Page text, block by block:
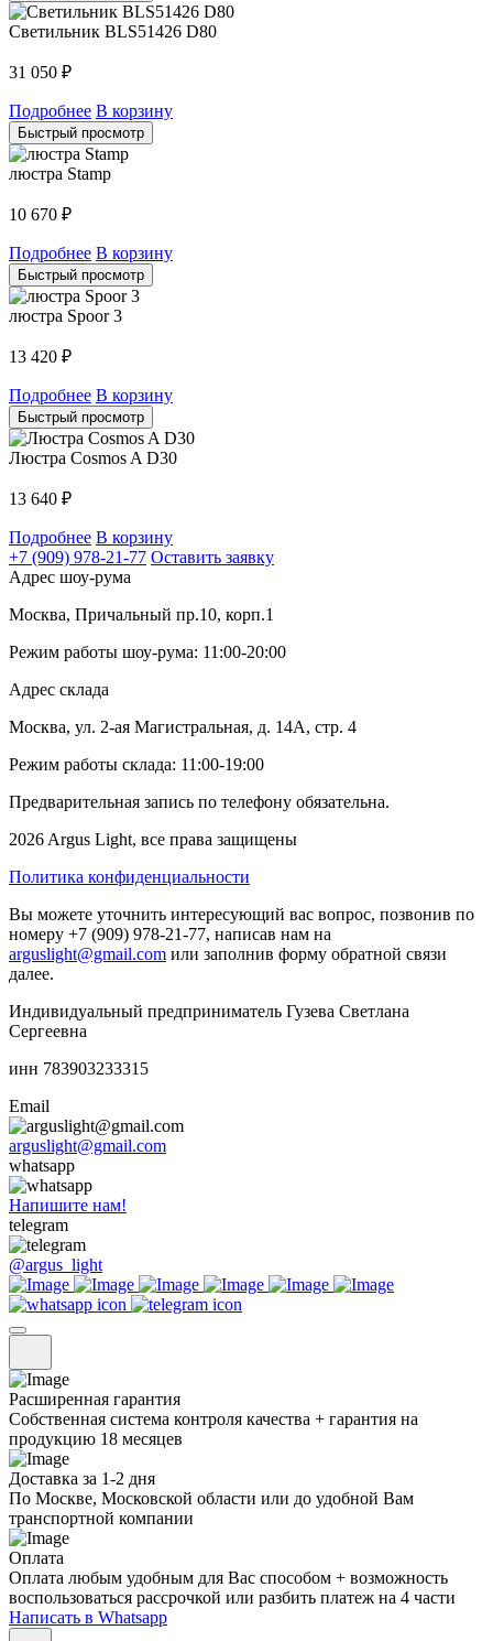
Светильник BLS51426 D80
31 050 ₽
Подробнее В корзину
Быстрый просмотр
люстра Stamp
10 670 ₽
Подробнее В корзину
Быстрый просмотр
люстра Spoor 3
13 420 ₽
Подробнее В корзину
Быстрый просмотр
Люстра Cosmos A D30
13 640 ₽
Подробнее В корзину
+7 (909) 978-21-77 Оставить заявку
Адрес шоу-рума
Москва, Причальный пр.10, корп.1
Режим работы шоу-рума: 11:00-20:00
Адрес склада
Москва, ул. 2-ая Магистральная, д. 14А, стр. 4
Режим работы склада: 11:00-19:00
Предварительная запись по телефону обязательна.
2026 Argus Light, все права защищены
Политика конфиденциальности
Вы можете уточнить интересующий вас вопрос, позвонив по
номеру +7 (909) 978-21-77, написав нам на
arguslight@gmail.com или заполнив форму обратной связи
далее.
Индивидуальный предприниматель Гузева Светлана
Сергеевна
инн 783903233315
Email
arguslight@gmail.com
whatsapp
Напишите нам!
telegram
@argus_light
Расширенная гарантия
Собственная система контроля качества + гарантия на
продукцию 18 месяцев
Доставка за 1-2 дня
По Москве, Московской области или до удобной Вам
транспортной компании
Оплата
Оплата любым удобным для Вас способом + возможность
воспользоваться рассрочкой или разбить платеж на 4 части
Написать в Whatsapp